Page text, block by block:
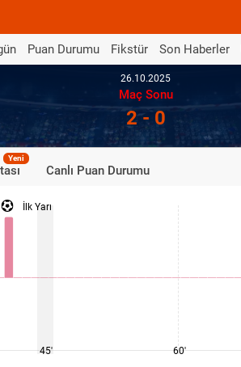
Puan Durumu Fikstür Son Haberler
26.10.2025
Maç Sonu
2 - 0
Yeni
Canlı Puan Durumu
İlk Yarı
45' 60'